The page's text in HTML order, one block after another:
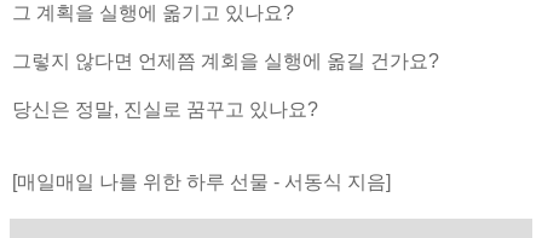
그 계획을 실행에 옮기고 있나요?
그렇지 않다면 언제쯤 계회을 실행에 옮길 건가요?
당신은 정말, 진실로 꿈꾸고 있나요?
[매일매일 나를 위한 하루 선물 - 서동식 지음]